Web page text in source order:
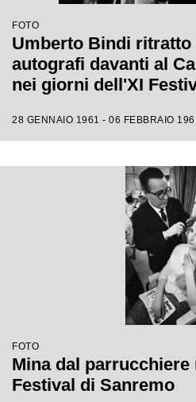
FOTO
Umberto Bindi
autografi davanti al
nei giorni dell'XI
28 GENNAIO 1961 - 06 FEBBRAIO
FOTO
Mina dal
Festival di Sanremo